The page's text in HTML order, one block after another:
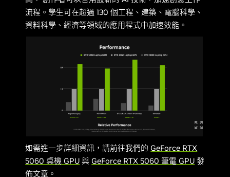
流程。學生可在超過 130 個工程、建築、電腦科學、
資料科學、經濟等領域的應用程式中加速效能。
如需進一步詳細資訊，請前往我們的 GeForce RTX
5060 桌機 GPU 與 GeForce RTX 5060 筆電 GPU 發
佈文章。